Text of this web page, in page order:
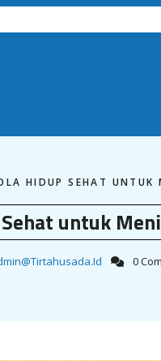
HIDUP SEHAT UNTUK
untuk
0